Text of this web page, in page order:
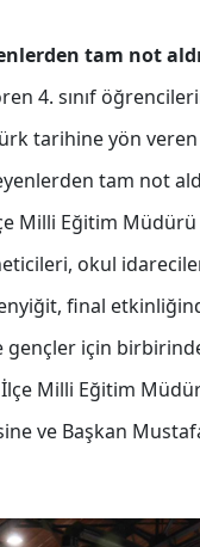
tam not aldı
4. sınıf
tarihine yön
tam not
Milli Eğitim Müdürü
okul
final
gençler için
Milli Eğitim
ve Başkan